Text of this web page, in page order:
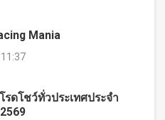
Mania
ดโชว์ทั่วประเทศประจำ